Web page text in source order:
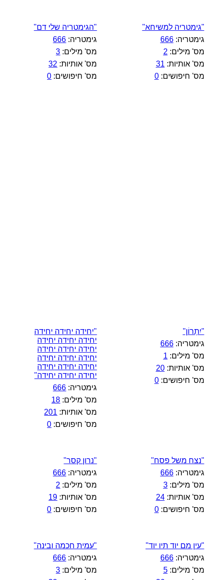
"גימטריה למשיחא"
גימטריה:666
מס' מילים: 2
מס' אותיות: 31
מס' חיפושים:0
"הגימטריה שלי דם"
גימטריה: 666
מס' מילים: 3
מס' אותיות: 32
מס' חיפושים: 0
"יִתְרוֹן"
גימטריה:666
מס' מילים: 1
מס' אותיות:20
מס' חיפושים:0
"יחידה יחידה יחידה
יחידה יחידה יחידה
יחידה יחידה יחידה
יחידה יחידה יחידה
יחידה יחידה יחידה
יחידה יחידה יחידה"
גימטריה: 666
מס' מילים: 18
מס' אותיות: 201
מס' חיפושים: 0
"נצח משל פסח"
גימטריה:666
מס' מילים:3
מס' אותיות:24
מס' חיפושים:0
"נרון קסר"
גימטריה: 666
מס' מילים: 2
מס' אותיות: 19
מס' חיפושים: 0
"עין מם יוד תיו יוד"
גימטריה:666
מס' מילים:5
"עמית חכמה ובינה"
גימטריה: 666
מס' מילים: 3